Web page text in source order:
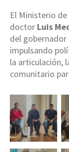
El Ministerio
doctor Luis
del
impulsando
la articulación,
comunitario